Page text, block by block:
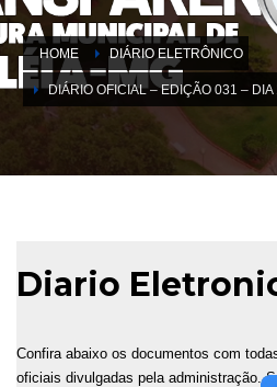
HOME DIÁRIO ELETRÔNICO
DIÁRIO OFICIAL – EDIÇÃO 031 –
Diario
Confira abaixo os documentos com
oficiais divulgadas pela administração.